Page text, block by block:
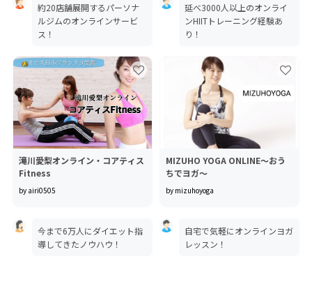
約20店舗展開するパーソナ
ルジムのオンラインサービ
ス！
延べ3000人以上のオンライ
ンHIITトレーニング経験あ
り！
滝川愛梨オンライン・コアティス
Fitness
by airi0505
今まで6万人にダイエット指
導してきたノウハウ！
MIZUHO YOGA ONLINE～おう
ちでヨガ～
by mizuhoyoga
自宅で気軽にオンラインヨガ
レッスン！